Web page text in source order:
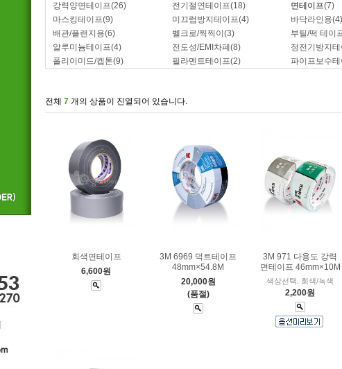
강력양면테이프(26) 전기절연테이프(18) 면테이프(7)
마스킹테이프(9) 미끄럼방지테이프(4) 바닥라인용(4)
배관/플랜지용(6) 벨크로/찍찍이 (3) 부틸/떡 테이
알루미늄테이프(4) 전도성/EMI차폐 (8) 정전기방지
폴리이미드/켑톤(9) 필라멘트테이프(2) 파이프보수
전체 7 개의 상품이 진열되어 있습니다.
회색면테이프
6,600원
3M 6969 덕트테이프
48mm×54.8M
20,000원
(품절)
3M 971 다용도 강력
면테이프 46mm×10M
색상선택. 회색/녹색
2,200원